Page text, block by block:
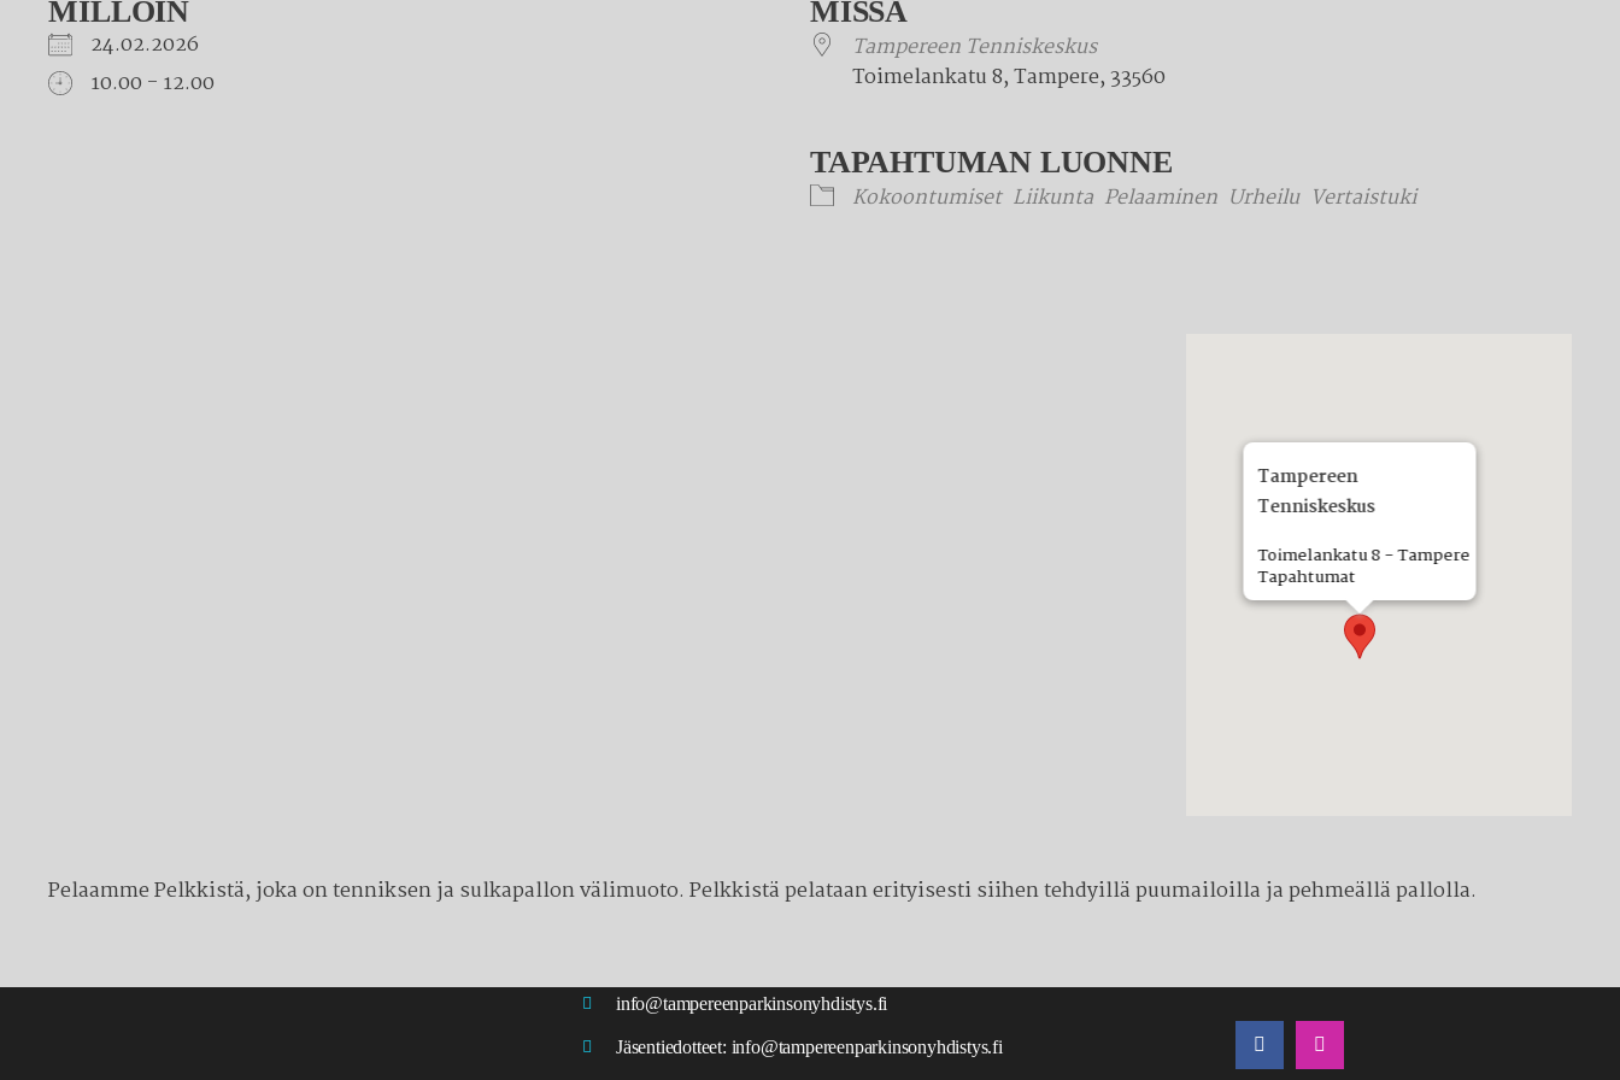
MILLOIN
24.02.2026
10.00 - 12.00
MISSÄ
Tampereen Tenniskeskus
Toimelankatu 8, Tampere, 33560
TAPAHTUMAN LUONNE
Kokoontumiset Liikunta Pelaaminen Urheilu Vertaistuki
Tampereen
Tenniskeskus
Toimelankatu 8 - Tampere
Tapahtumat
Pelaamme Pelkkistä, joka on tenniksen ja sulkapallon välimuoto. Pelkkistä pelataan erityisesti siihen tehdyillä puumailoilla ja pehmeällä pallolla.
info@tampereenparkinsonyhdistys.fi
Jäsentiedotteet: info@tampereenparkinsonyhdistys.fi